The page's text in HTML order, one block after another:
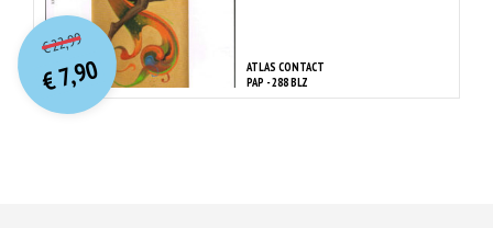
ATLAS CONTACT
PAP - 288 BLZ
€22,99O
orspr
onkelijke
prijs
was:
€ 22,99.
€7,90
Huidige
prijs
is:
€ 7,90.